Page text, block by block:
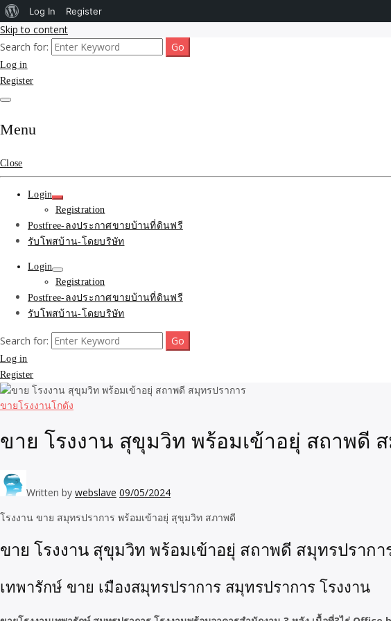
Skip to content
รับจ้างโพสขายบ้าน ติดAI Search
SEOขายของ บ้านที่ดินฟรีประกาศ
รับโพสต์เว็บขายบ้าน อสังหา ทำSEOรายเดือนราคาถูก เน้นติดAI โพสต์ประกาศบ้านที่ดินฟรี
Search for:
Log in
Register
Menu
Close
Login
Registration
Postfree-ลงประกาศขายบ้านที่ดินฟรี
รับโพสบ้าน-โดยบริษัท
Login
Registration
Postfree-ลงประกาศขายบ้านที่ดินฟรี
รับโพสบ้าน-โดยบริษัท
Search for:
Log in
Register
ขายโรงงานโกดัง
ขาย โรงงาน สุขุมวิท พร้อมเข้าอยุ่ สถาพดี
Written by webslave 09/05/2024
โรงงาน ขาย สมุทรปราการ พร้อมเข้าอยุ่ สุขุมวิท สภาพดี
ขาย โรงงาน สุขุมวิท พร้อมเข้าอยุ่ สถาพดี สมุทรปรากา
เทพารักษ์ ขาย เมืองสมุทรปราการ สมุทรปราการ โรงงาน
About
WordPress
Log In Register